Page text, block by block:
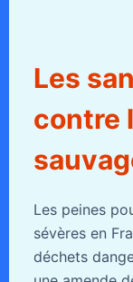
Les
contre
Les peines
sévères en
déchets